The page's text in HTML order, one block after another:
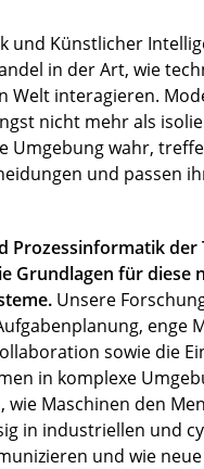
und Künstlicher
in der Art, wie
Welt interagieren.
nicht mehr als
Umgebung wahr,
und passen
Prozessinformatik der
Grundlagen für diese
Unsere
enge
sowie die
in komplexe
Maschinen den
in industriellen und
und wie neue